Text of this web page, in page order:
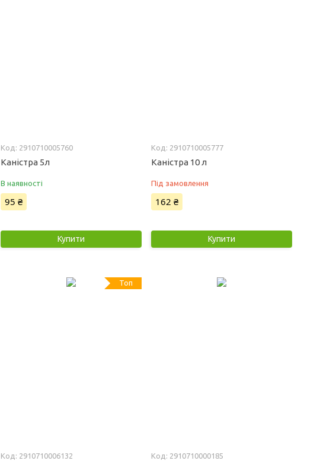
2910710005760
Каністра 5л
В наявності
95 ₴
Купити
2910710005777
Каністра 10 л
Під замовлення
162 ₴
Купити
Топ
2910710006132 2910710000185